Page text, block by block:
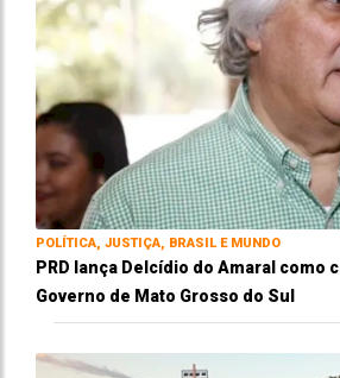
POLÍTICA, JUSTIÇA, BRASIL E MUNDO
PRD lança Delcídio do Amaral como
Governo de Mato Grosso do Sul